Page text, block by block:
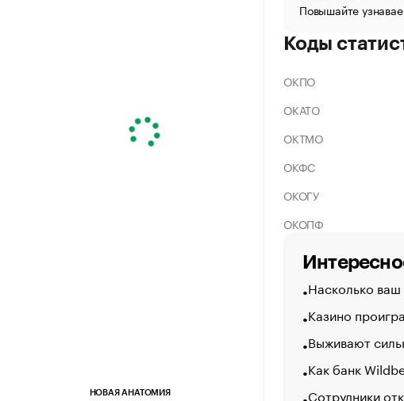
НОВАЯ АНАТОМИЯ
Повышайте
Коды
ОКПО
ОКАТО
ОКТМО
ОКФС
ОКОГУ
ОКОПФ
Насколько ваш
Казино
Выживают
Как банк
Сотрудники